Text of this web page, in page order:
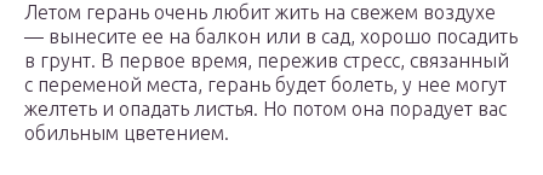
Летом герань очень любит жить на свежем воздухе
— вынесите ее на балкон или в сад, хорошо посадить
в грунт. В первое время, пережив стресс, связанный
с переменой места, герань будет болеть, у нее могут
желтеть и опадать листья. Но потом она порадует вас
обильным цветением.